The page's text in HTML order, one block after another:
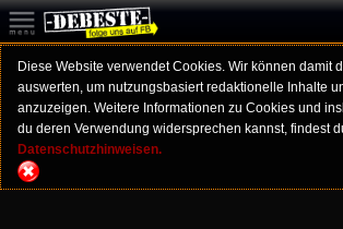
Diese Website verwendet Cookies. Wir können damit
auswerten, um nutzungsbasiert redaktionelle Inhalte
anzuzeigen. Weitere Informationen zu Cookies und
du deren Verwendung widersprechen kannst, findest
Datenschutzhinweisen.